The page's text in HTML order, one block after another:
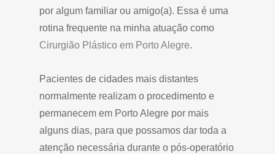
por algum familiar ou amigo(a). Essa é uma
rotina frequente na minha atuação como
Cirurgião Plástico em Porto Alegre.
Pacientes de cidades mais distantes
normalmente realizam o procedimento e
permanecem em Porto Alegre por mais
alguns dias, para que possamos dar toda a
atenção necessária durante o pós-operatório